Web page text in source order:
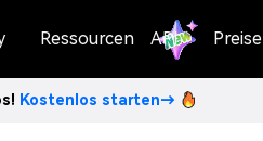
Ressourcen API Preise
Kostenlos starten→